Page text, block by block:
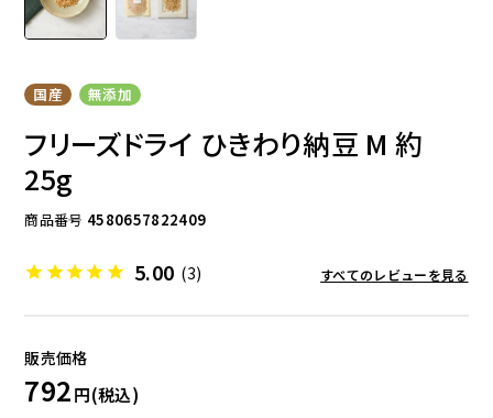
国産 無添加
フリーズドライ ひきわり納豆 M 約
25g
商品番号 4580657822409
5.00 (3) すべてのレビューを見る
792